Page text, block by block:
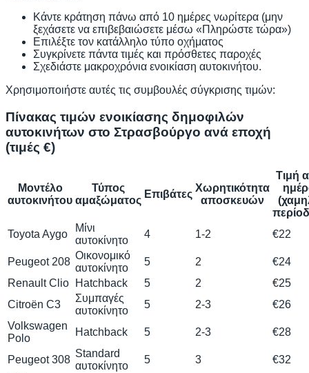
Κάντε κράτηση πάνω από 10 ημέρες νωρίτερα (μην
ξεχάσετε να επιβεβαιώσετε μέσω «Πληρώστε τώρα»)
Επιλέξτε τον κατάλληλο τύπο οχήματος
Συγκρίνετε πάντα τιμές και πρόσθετες παροχές
Σχεδιάστε μακροχρόνια ενοικίαση αυτοκινήτου.
Χρησιμοποιήστε αυτές τις συμβουλές σύγκρισης τιμών:
Πίνακας τιμών ενοικίασης δημοφιλών
αυτοκινήτων στο Στρασβούργο ανά εποχή
(τιμές €)
Μοντέλο
αυτοκινήτου
Τύπος
αμαξώματος
Επιβάτες
Χωρητικότητα
αποσκευών
Τιμή
Toyota Aygo
Μίνι
αυτοκίνητο
4 1-2 €22
Peugeot 208
Οικονομικό
αυτοκίνητο
5 2
€24
Renault Clio
Hatchback 5 2
€25
Citroën C3
Συμπαγές
αυτοκίνητο
5 2-3
€26
Volkswagen
Polo
Hatchback 5 2-3 €28
Peugeot 308
Standard
αυτοκίνητο
5 3
€32